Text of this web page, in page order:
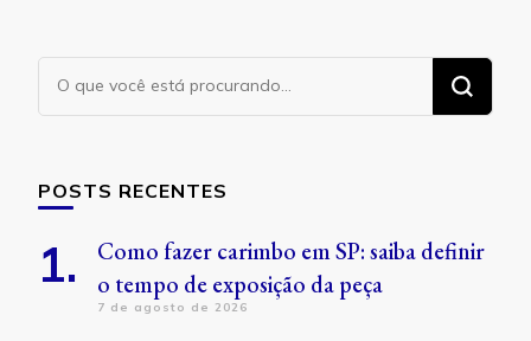
Procurando
algo?
POSTS RECENTES
Como fazer carimbo em SP: saiba definir
o tempo de exposição da peça
7 de agosto de 2026